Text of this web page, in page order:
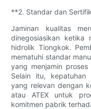
**2. Standar dan
Jaminan kualitas
dinegosiasikan ketika
hidrolik Tiongkok.
mematuhi standar
yang menjamin
Selain itu, kepatuhan
yang relevan dengan
atau ATEX untuk
komitmen pabrik